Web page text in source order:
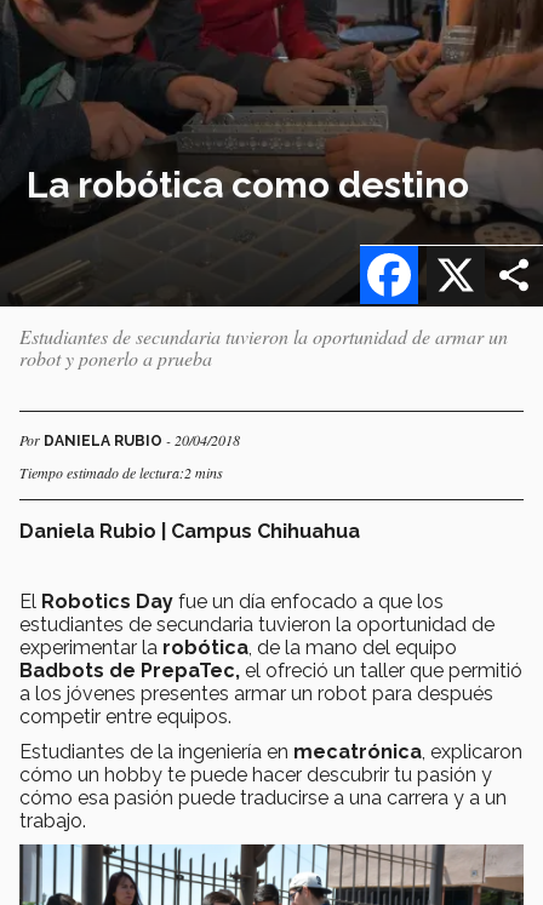
La robótica como destino
X
Facebook
Estudiantes de secundaria tuvieron la oportunidad de armar un
robot y ponerlo a prueba
Por DANIELA RUBIO - 20/04/2018
Tiempo estimado de lectura:2 mins
Daniela Rubio | Campus Chihuahua
El Robotics Day fue un día enfocado a que los
estudiantes de secundaria tuvieron la oportunidad de
experimentar la robótica , de la mano del equipo
Badbots de PrepaTec, el ofreció un taller que permitió
a los jóvenes presentes armar un robot para después
competir entre equipos.
Estudiantes de la ingeniería en mecatrónica , explicaron
cómo un hobby te puede hacer descubrir tu pasión y
cómo esa pasión puede traducirse a una carrera y a un
trabajo.